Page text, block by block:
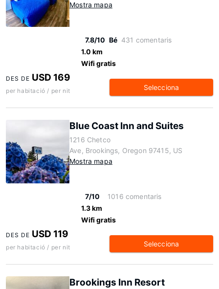
Mostra mapa
7.8/10 Bé 431 comentaris
1.0 km
Wifi gratis
DES DE USD 169
per habitació / per nit Selecciona
Blue Coast Inn and Suites
1216 Chetco
Ave, Brookings, Oregon 97415, US
Mostra mapa
7/10
1016 comentaris
1.3 km
Wifi gratis
DES DE USD 119
per habitació / per nit Selecciona
Brookings Inn Resort